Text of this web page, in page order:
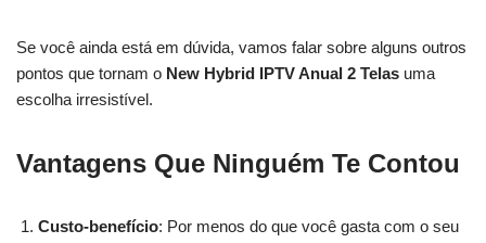
Se você ainda está em dúvida, vamos falar sobre alguns outros
pontos que tornam o New Hybrid IPTV Anual 2 Telas uma
escolha irresistível.
Vantagens Que Ninguém Te Contou
Custo-benefício: Por menos do que você gasta com o seu